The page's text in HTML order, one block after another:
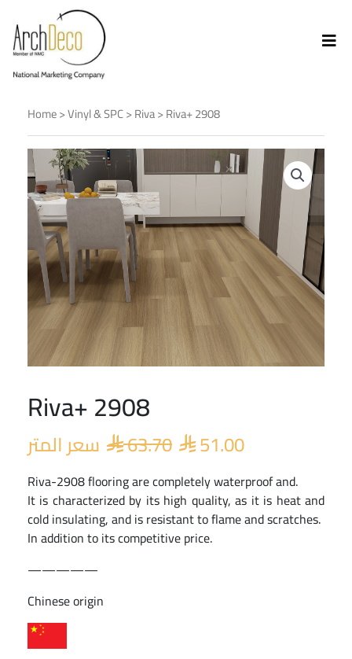
Home>Vinyl & SPC>Riva> Riva+ 2908
Riva+ 2908
63.70 was:
 63.70.
51.00is:
 51.00.
Riva-2908 flooring are completely waterproof and.
It is characterized by its high quality, as it is heat and
cold insulating, and is resistant to flame and scratches.
In addition to its competitive price.
—————
Chinese origin